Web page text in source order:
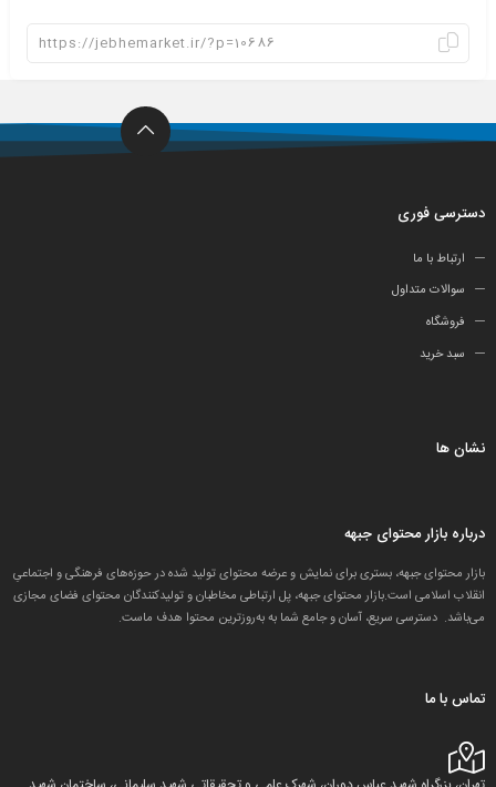
دسترسی فوری
ارتباط با ما
سوالات متداول
فروشگاه
سبد خرید
نشان ها
درباره بازار محتوای جبهه
بازار محتوای جبهه، بستری برای نمایش و عرضه محتوای تولید شده در حوزه‌های فرهنگی و اجتماعیِ
انقلاب اسلامی است.بازار محتوای جبهه، پل ارتباطی مخاطبان و تولید‌کنندگان محتوای فضای مجازی
می‌باشد. دسترسی سریع، آسان و جامع شما به به‌روزترین محتوا هدف ماست.
تماس با ما